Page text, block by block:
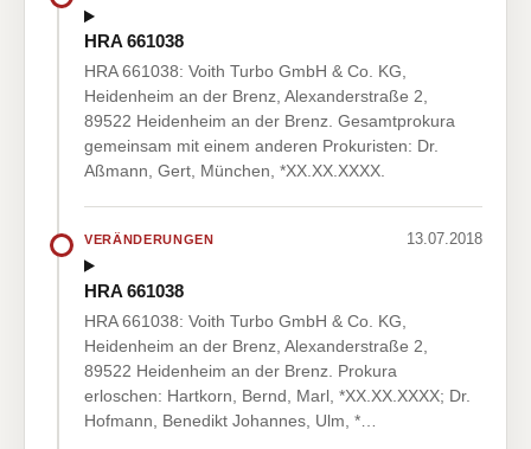
HRA 661038
HRA 661038: Voith Turbo GmbH & Co. KG,
Heidenheim an der Brenz, Alexanderstraße 2,
89522 Heidenheim an der Brenz. Gesamtprokura
gemeinsam mit einem anderen Prokuristen: Dr.
Aßmann, Gert, München, *XX.XX.XXXX.
VERÄNDERUNGEN 13.07.2018
HRA 661038
HRA 661038: Voith Turbo GmbH & Co. KG,
Heidenheim an der Brenz, Alexanderstraße 2,
89522 Heidenheim an der Brenz. Prokura
erloschen: Hartkorn, Bernd, Marl, *XX.XX.XXXX; Dr.
Hofmann, Benedikt Johannes, Ulm, *…